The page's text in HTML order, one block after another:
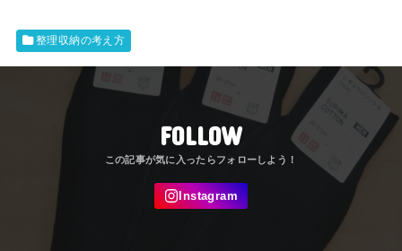
整理収納の考え方
FOLLOW